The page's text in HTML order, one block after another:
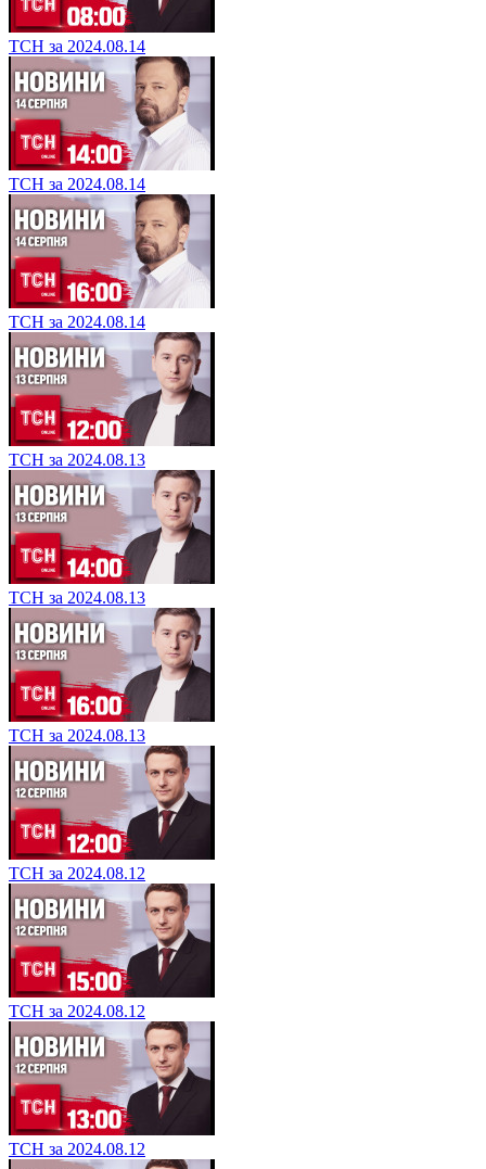
ТСН за 2024.08.14
ТСН за 2024.08.14
ТСН за 2024.08.14
ТСН за 2024.08.13
ТСН за 2024.08.13
ТСН за 2024.08.13
ТСН за 2024.08.12
ТСН за 2024.08.12
ТСН за 2024.08.12